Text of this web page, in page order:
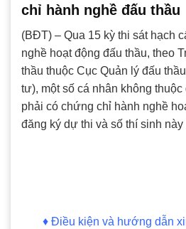
chỉ hành nghề đấu thầu
(BĐT) – Qua 15 kỳ thi sát hạch
nghề hoạt động đấu thầu, theo
thầu thuộc Cục Quản lý đấu
tư), một số cá nhân không
phải có chứng chỉ hành nghề
đăng ký dự thi và số thí sinh
♦ Điều kiện và hướng dẫn